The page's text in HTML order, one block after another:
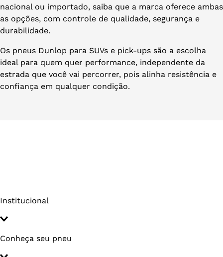
nacional ou importado, saiba que a marca oferece ambas
as opções, com controle de qualidade, segurança e
durabilidade.
Os pneus Dunlop para SUVs e pick-ups são a escolha
ideal para quem quer performance, independente da
estrada que você vai percorrer, pois alinha resistência e
confiança em qualquer condição.
Institucional
Conheça seu pneu